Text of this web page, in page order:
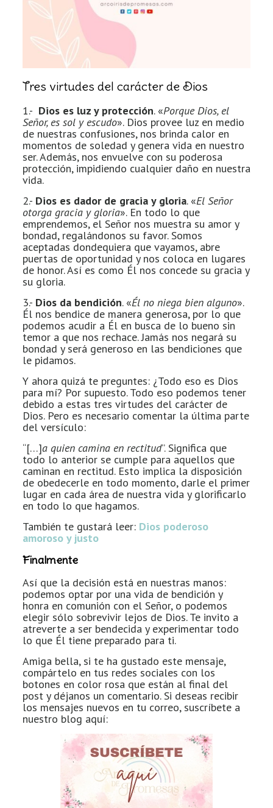
Tres virtudes del carácter de Dios
1.- Dios es luz y protección. «Porque Dios, el
Señor, es sol y escudo». Dios provee luz en medio
de nuestras confusiones, nos brinda calor en
momentos de soledad y genera vida en nuestro
ser. Además, nos envuelve con su poderosa
protección, impidiendo cualquier daño en nuestra
vida.
2.- Dios es dador de gracia y gloria. «El Señor
otorga gracia y gloria». En todo lo que
emprendemos, el Señor nos muestra su amor y
bondad, regalándonos su favor. Somos
aceptadas dondequiera que vayamos, abre
puertas de oportunidad y nos coloca en lugares
de honor. Así es como Él nos concede su gracia y
su gloria.
3.- Dios da bendición. «Él no niega bien alguno».
Él nos bendice de manera generosa, por lo que
podemos acudir a Él en busca de lo bueno sin
temor a que nos rechace. Jamás nos negará su
bondad y será generoso en las bendiciones que
le pidamos.
Y ahora quizá te preguntes: ¿Todo eso es Dios
para mí? Por supuesto. Todo eso podemos tener
debido a estas tres virtudes del carácter de
Dios. Pero es necesario comentar la última parte
del versículo:
“[…]a quien camina en rectitud”. Significa que
todo lo anterior se cumple para aquellos que
caminan en rectitud. Esto implica la disposición
de obedecerle en todo momento, darle el primer
lugar en cada área de nuestra vida y glorificarlo
en todo lo que hagamos.
También te gustará leer: Dios poderoso
amoroso y justo
Finalmente
Así que la decisión está en nuestras manos:
podemos optar por una vida de bendición y
honra en comunión con el Señor, o podemos
elegir sólo sobrevivir lejos de Dios. Te invito a
atreverte a ser bendecida y experimentar todo
lo que Él tiene preparado para ti.
Amiga bella, si te ha gustado este mensaje,
compártelo en tus redes sociales con los
botones en color rosa que están al final del
post y déjanos un comentario. Si deseas recibir
los mensajes nuevos en tu correo, suscríbete a
nuestro blog aquí: